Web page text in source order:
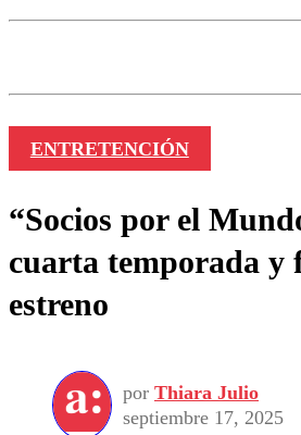
ENTRETENCIÓN
“Socios por el
cuarta temporada y
estreno
por Thiara Julio
septiembre 17, 2025